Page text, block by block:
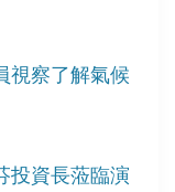
視察了解氣候
投資長蒞臨演